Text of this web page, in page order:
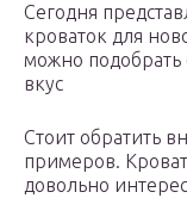
Сегодня
кроваток для
можно
вкус
Стоит обратить
примеров.
довольно